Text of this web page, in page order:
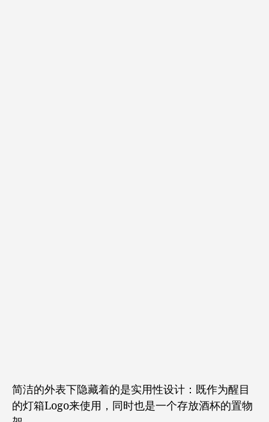
简洁的外表下隐藏着的是实用性设计：既作为醒目
的灯箱Logo来使用，同时也是一个存放酒杯的置物